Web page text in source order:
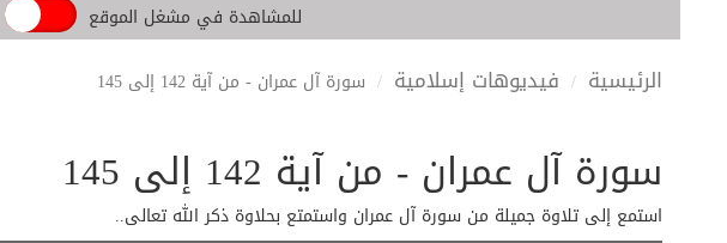
للمشاهدة في مشغل الموقع
الرئيسية فيديوهات إسلامية سورة آل عمران - من آية 142 إلى 145
سورة آل عمران - من آية 142 إلى 145
استمع إلى تلاوة جميلة من سورة آل عمران واستمتع بحلاوة ذكر الله تعالى..